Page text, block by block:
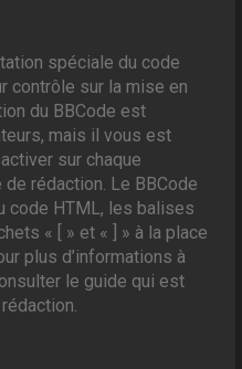
spéciale du code
contrôle sur la mise en
du BBCode est
mais il vous est
sur chaque
rédaction. Le BBCode
code HTML, les balises
« [ » et « ] » à la place
plus d’informations à
le guide qui est